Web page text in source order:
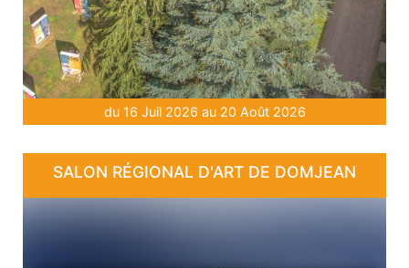
du 16 Juil 2026 au 20 Août 2026
SALON RÉGIONAL D'ART DE DOMJEAN